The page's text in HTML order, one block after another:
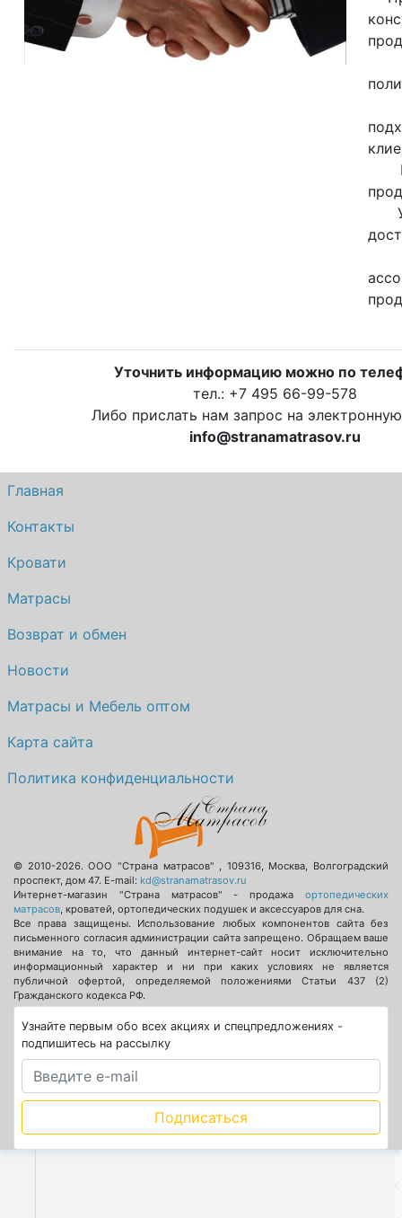
Уточнить информацию можно по
тел.: +7 495 66-99-578
Либо прислать нам запрос на
info@stranamatrasov.ru
Главная
Контакты
Кровати
Матрасы
Возврат и обмен
Новости
Матрасы и Мебель оптом
Карта сайта
Политика конфиденциальности
© 2010-2026.ООО "Страна матрасов" , 109316, Москва, Волгоградский
проспект, дом 47. E-mail: kd@stranamatrasov.ru
Интернет-магазин "Страна матрасов" - продажа ортопедических
матрасов, кроватей, ортопедических подушек и аксессуаров для сна.
Все права защищены. Использование любых компонентов сайта без
письменного согласия администрации сайта запрещено. Обращаем ваше
внимание на то, что данный интернет-сайт носит исключительно
информационный характер и ни при каких условиях не является
публичной офертой, определяемой положениями Статьи 437 (2)
Гражданского кодекса РФ.
Узнайте первым обо всех акциях и спецпредложениях -
подпишитесь на рассылку